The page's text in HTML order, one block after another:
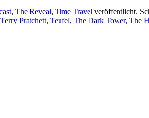
, The Reveal, Time Travel veröffentlicht.
Terry Pratchett, Teufel, The Dark Tower, The